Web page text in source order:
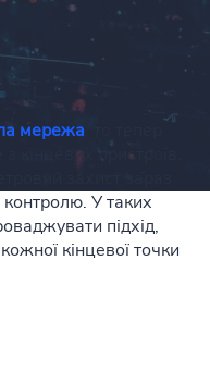
мережа
кінцевих пристроїв.
У таких
підхід,
кінцевої точки